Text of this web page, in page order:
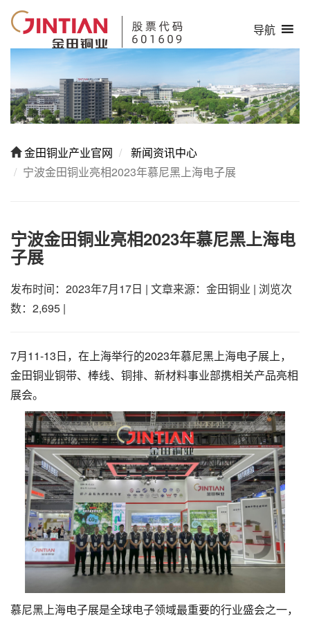
导航
金田铜业产业官网
新闻资讯中心
宁波金田铜业亮相2023年慕尼黑上海电子展
宁波金田铜业亮相2023年慕尼黑上海电
子展
发布时间：2023年7月17日 | 文章来源：金田铜业 | 浏览次
数：2,695 |
7月11-13日，在上海举行的2023年慕尼黑上海电子展上，
金田铜业铜带、棒线、铜排、新材料事业部携相关产品亮相
展会。
慕尼黑上海电子展是全球电子领域最重要的行业盛会之一，